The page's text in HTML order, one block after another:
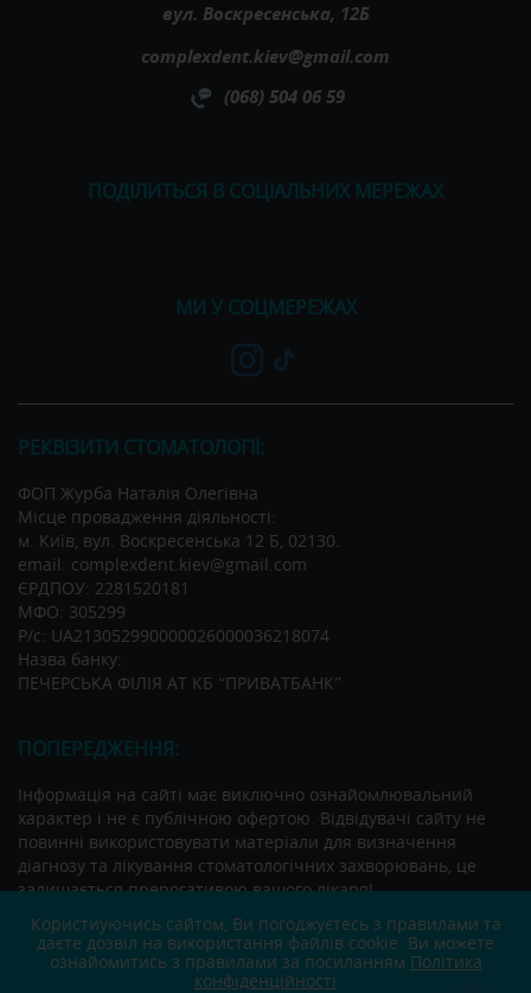
вул. Воскресенська, 12Б
complexdent.kiev@gmail.com
(068) 504 06 59
ПОДІЛИТЬСЯ В СОЦІАЛЬНИХ МЕРЕЖАХ
МИ У СОЦМЕРЕЖАХ
РЕКВІЗИТИ СТОМАТОЛОГІЇ:
ФОП Журба Наталія Олегівна
Місце провадження діяльності:
м. Київ, вул. Воскресенська 12 Б, 02130.
email: complexdent.kiev@gmail.com
ЄРДПОУ: 2281520181
МФО: 305299
Р/c: UA213052990000026000036218074
Назва банку:
ПЕЧЕРСЬКА ФІЛІЯ АТ КБ “ПРИВАТБАНК”
ПОПЕРЕДЖЕННЯ:
Інформація на сайті має виключно ознайомлювальний
характер і не є публічною офертою. Відвідувачі сайту не
повинні використовувати матеріали для визначення
діагнозу та лікування стоматологічних захворювань, це
залишається прерогативою вашого лікаря!
ЗАХИСТ ПЕРСОНАЛЬНИХ ДАНИХ
Користиуючись сайтом, Ви погоджуєтесь з правилами та
даєте дозвіл на використання файлів cookie. Ви можете
ознайомитись з правилами за посиланням Політика
конфіденційності